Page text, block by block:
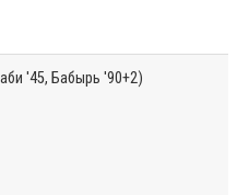
'45, Бабырь '90+2)